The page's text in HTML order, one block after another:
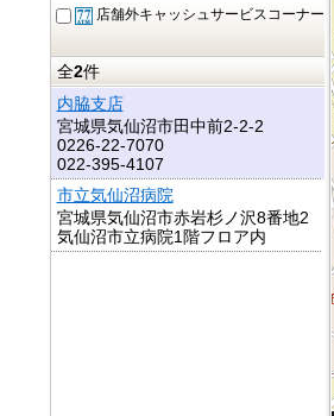
店舗外キャッシュサービスコーナー
全2件
内脇支店
宮城県気仙沼市田中前2-2-2
0226-22-7070
022-395-4107
市立気仙沼病院
宮城県気仙沼市赤岩杉ノ沢8番地2
気仙沼市立病院1階フロア内